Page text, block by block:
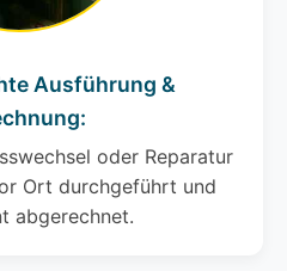
Ausführung &
oder Reparatur
Ort durchgeführt und
abgerechnet.